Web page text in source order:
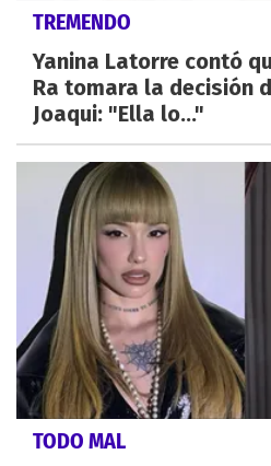
TREMENDO
Yanina Latorre contó
Ra tomara la decisión
Joaqui: "Ella lo..."
TODO MAL